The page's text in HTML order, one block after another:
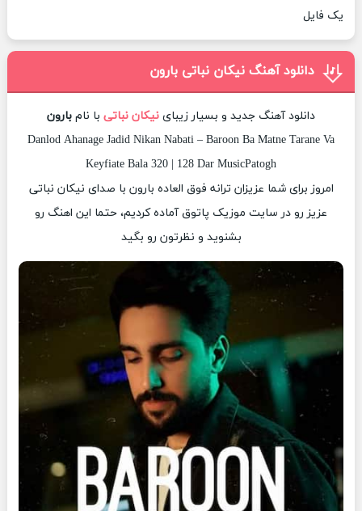
یک فایل
دانلود آهنگ نیکان نباتی بارون
دانلود آهنگ جدید و بسیار زیبای نیکان نباتی با نام بارون
Danlod Ahanage Jadid Nikan Nabati – Baroon Ba Matne Tarane Va
Keyfiate Bala 320 | 128 Dar MusicPatogh
امروز برای شما عزیزان ترانه فوق العاده بارون با صدای نیکان نباتی
عزیز رو در سایت موزیک پاتوق آماده کردیم، حتما این اهنگ رو
بشنوید و نظرتون رو بگید